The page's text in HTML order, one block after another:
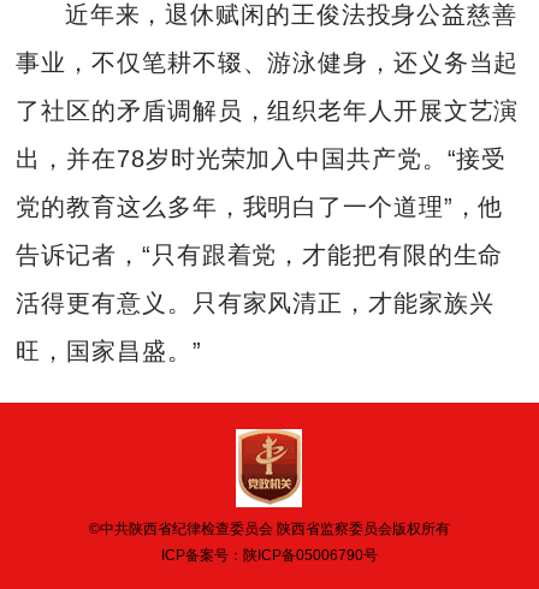
近年来，退休赋闲的王俊法投身公益慈善
事业，不仅笔耕不辍、游泳健身，还义务当起
了社区的矛盾调解员，组织老年人开展文艺演
出，并在78岁时光荣加入中国共产党。“接受
党的教育这么多年，我明白了一个道理”，他
告诉记者，“只有跟着党，才能把有限的生命
活得更有意义。只有家风清正，才能家族兴
旺，国家昌盛。”
©中共陕西省纪律检查委员会 陕西省监察委员会版权所有
ICP备案号： 陕ICP备05006790号